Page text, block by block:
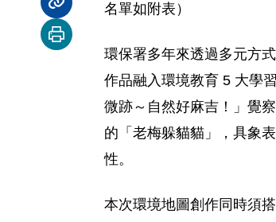
分享內容連結
列印本頁
名單如附表）
環保署多年來透過多元方
作品融入環境教育 5 大學
微跡～自然好麻吉！」覺
的「老梅躲貓貓」，具象
性。
本次環境地圖創作同時須